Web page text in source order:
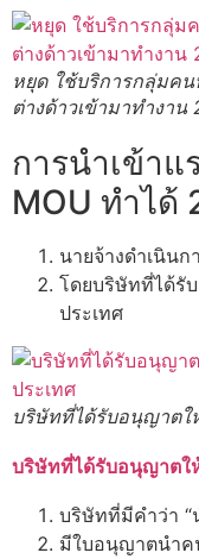
หยุด ใช้บริการกลุ่มค
ต่างด้าวเข้ามาทำงาน
การนำเข้าแ
MOU ทำได้
นายจ้างดำเนินก
โดยบริษัทที่ได้รั
ประเทศ
บริษัทที่ได้รับอนุญาตใ
บริษัทที่ได้รับอนุญาตใ
บริษัทที่มีคำว่า “
มีใบอนุญาตนำค